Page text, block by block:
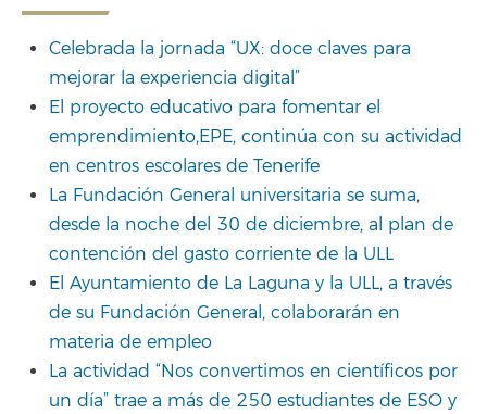
Celebrada la jornada “UX: doce claves para
mejorar la experiencia digital”
El proyecto educativo para fomentar el
emprendimiento,EPE, continúa con su actividad
en centros escolares de Tenerife
La Fundación General universitaria se suma,
desde la noche del 30 de diciembre, al plan de
contención del gasto corriente de la ULL
El Ayuntamiento de La Laguna y la ULL, a través
de su Fundación General, colaborarán en
materia de empleo
La actividad “Nos convertimos en científicos por
un día” trae a más de 250 estudiantes de ESO y